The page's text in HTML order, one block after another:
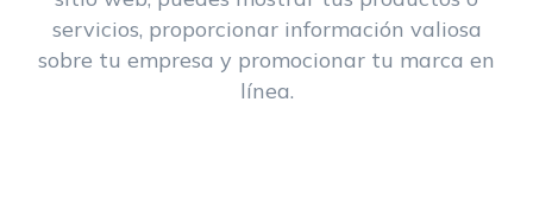
servicios, proporcionar información valiosa
sobre tu empresa y promocionar tu marca en
línea.